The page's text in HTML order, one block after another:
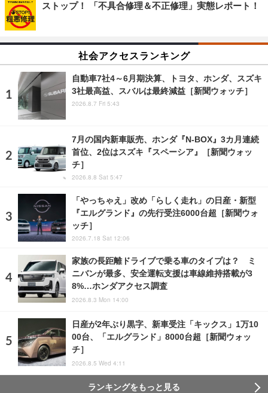
ストップ！ 「不具合修理＆不正修理」実態レポート！
社会アクセスランキング
自動車7社4～6月期決算、トヨタ、ホンダ、スズキ
3社最高益、スバルは最終減益［新聞ウォッチ］
2026.8.7 Fri 5:43
7月の国内新車販売、ホンダ『N-BOX』3カ月連続
首位、2位はスズキ『スペーシア』［新聞ウォッ
チ］
2026.8.8 Sat 5:47
「やっちゃえ」改め「らしく走れ」の日産・新型
『エルグランド』の先行受注6000台超［新聞ウォ
ッチ］
2026.7.18 Sat 12:06
家族の長距離ドライブで乗る車のタイプは？ ミ
ニバンが最多、安全運転支援は車線維持搭載が3
8%…ホンダアクセス調査
2026.8.3 Mon 14:00
日産が2年ぶり黒字、新車受注「キックス」1万10
00台、「エルグランド」8000台超［新聞ウォッ
チ］
2026.8.5 Wed 4:11
ランキングをもっと見る